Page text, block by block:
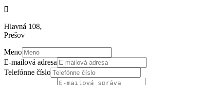

Hlavná 108,
Prešov
Meno
E-mailová adresa
Telefónne číslo